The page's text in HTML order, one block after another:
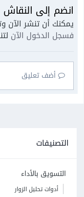
انضم إلى النقاش
يمكنك أن تنشر الآن
فسجل الدخول الآن
أضف تعليق
التصنيفات
التسويق بالأداء
أدوات تحليل الزوار